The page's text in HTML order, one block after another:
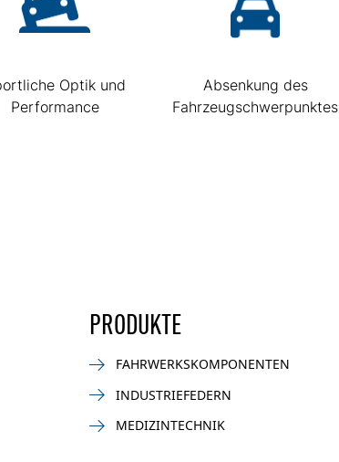
Optik und
Performance
Absenkung des
Fahrzeugschwerpunktes
PRODUKTE
FAHRWERKSKOMPONENTEN
INDUSTRIEFEDERN
MEDIZINTECHNIK